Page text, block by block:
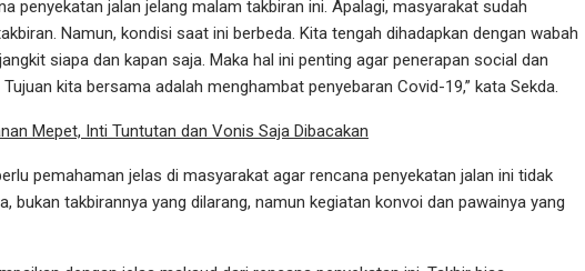
penyekatan jalan jelang malam takbiran ini. Apalagi, masyarakat sudah
Namun, kondisi saat ini berbeda. Kita tengah dihadapkan dengan wabah
siapa dan kapan saja. Maka hal ini penting agar penerapan social dan
kita bersama adalah menghambat penyebaran Covid-19,” kata Sekda.
Mepet, Inti Tuntutan dan Vonis Saja Dibacakan
pemahaman jelas di masyarakat agar rencana penyekatan jalan ini tidak
bukan takbirannya yang dilarang, namun kegiatan konvoi dan pawainya yang